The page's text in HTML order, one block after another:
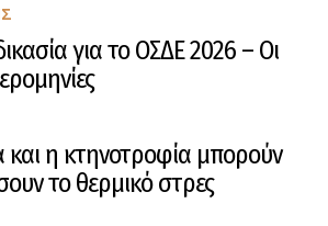
για το ΟΣΔΕ 2026 – Οι
η κτηνοτροφία μπορούν
το θερμικό στρες